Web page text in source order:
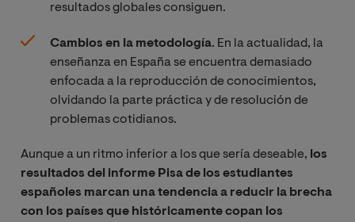
resultados globales consiguen.
Cambios en la metodología. En la actualidad, la
enseñanza en España se encuentra demasiado
enfocada a la reproducción de conocimientos,
olvidando la parte práctica y de resolución de
problemas cotidianos.
Aunque a un ritmo inferior a los que sería deseable, los
resultados del informe Pisa de los estudiantes
españoles marcan una tendencia a reducir la brecha
con los países que históricamente copan los